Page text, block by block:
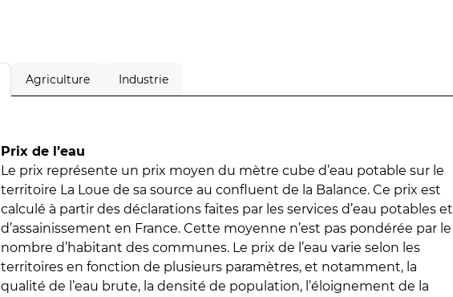
Agriculture Industrie
Prix de l’eau
Le prix représente un prix moyen du mètre cube d’eau potable sur le
territoire La Loue de sa source au confluent de la Balance. Ce prix est
calculé à partir des déclarations faites par les services d’eau potables et
d’assainissement en France. Cette moyenne n’est pas pondérée par le
nombre d’habitant des communes. Le prix de l’eau varie selon les
territoires en fonction de plusieurs paramètres, et notamment, la
qualité de l’eau brute, la densité de population, l’éloignement de la